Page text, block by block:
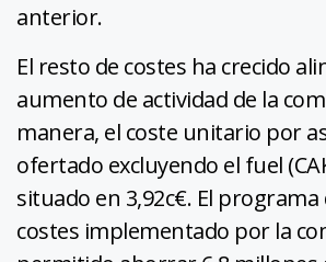
anterior.
El resto de costes ha crecido
aumento de actividad de la
manera, el coste unitario por
ofertado excluyendo el fuel
situado en 3,92c€. El
costes implementado por la